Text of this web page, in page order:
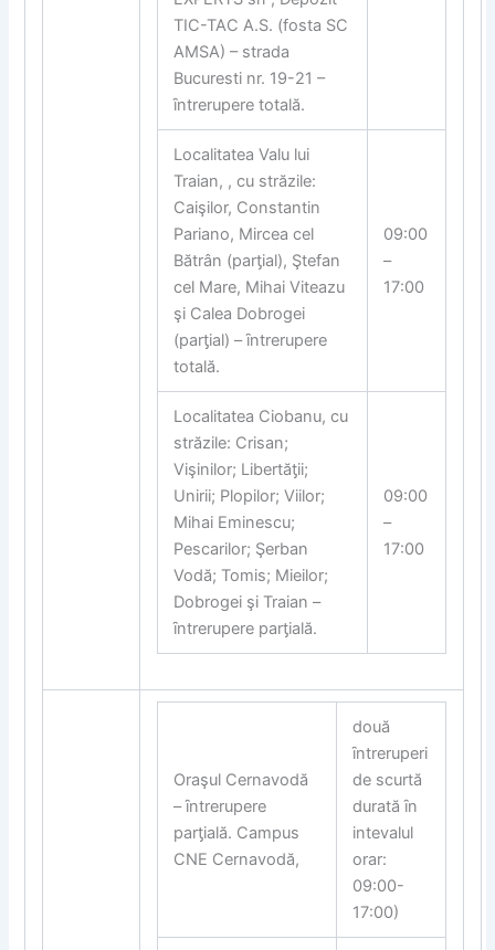
TIC-TAC A.S. (fosta SC
AMSA) – strada
Bucuresti nr. 19-21 –
ȋntrerupere totală.
Localitatea Valu lui
Traian, , cu străzile:
Caişilor, Constantin
Pariano, Mircea cel
Bătrân (parƫial), Ştefan
cel Mare, Mihai Viteazu
şi Calea Dobrogei
(parƫial) – ȋntrerupere
totală.
09:00
–
17:00
Localitatea Ciobanu, cu
străzile: Crisan;
Vişinilor; Libertăƫii;
Unirii; Plopilor; Viilor;
Mihai Eminescu;
Pescarilor; Şerban
Vodă; Tomis; Mieilor;
Dobrogei şi Traian –
ȋntrerupere parƫială.
09:00
–
17:00
Oraşul Cernavodă
– ȋntrerupere
parƫială. Campus
CNE Cernavodă,
două
ȋntreruperi
de scurtă
durată ȋn
intevalul
orar:
09:00-
17:00)